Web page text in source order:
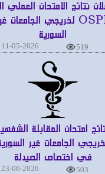
نتائج الامتحان العملي الـ
OSPE لخريجي الجامعات غير
السورية
11-05-2026
امتحان المقابلة الشفهية
الجامعات غير السورية
في اختصاص الصيدلة
23-06-2026